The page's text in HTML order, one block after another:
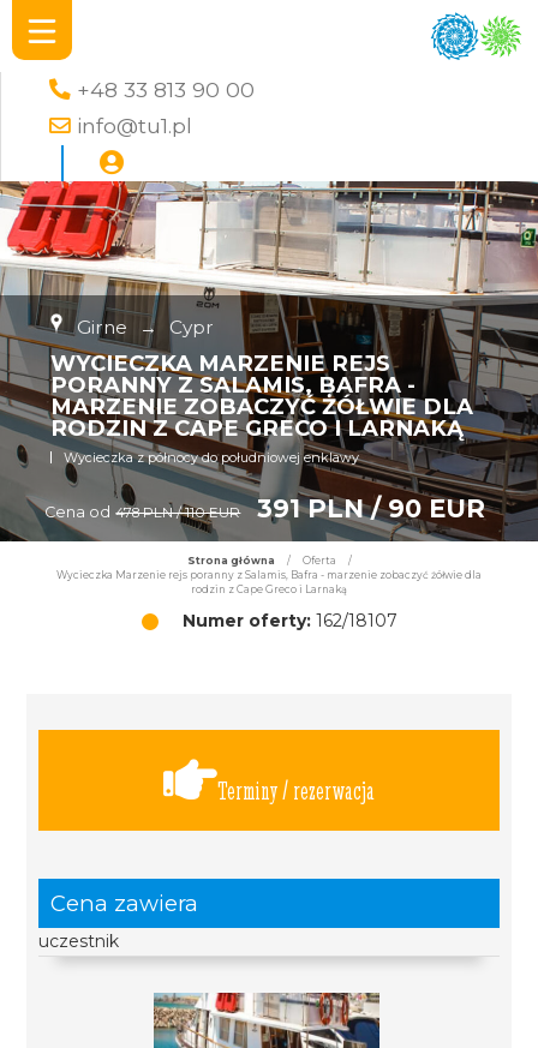
+48 33 813 90 00
info@tu1.pl
Girne → Cypr
WYCIECZKA MARZENIE REJS
PORANNY Z SALAMIS, BAFRA -
MARZENIE ZOBACZYĆ ŻÓŁWIE DLA
RODZIN Z CAPE GRECO I LARNAKĄ
Wycieczka z północy do południowej enklawy
Cena od 478 PLN / 110 EUR 391 PLN / 90 EUR
Strona główna / Oferta
/
Wycieczka Marzenie rejs poranny z Salamis, Bafra - marzenie zobaczyć żółwie dla
rodzin z Cape Greco i Larnaką
Numer oferty:162/18107
Terminy / rezerwacja
Cena zawiera
uczestnik